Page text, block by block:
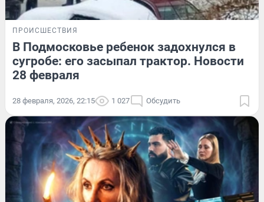
ПРОИСШЕСТВИЯ
В Подмосковье ребенок задохнулся в
сугробе: его засыпал трактор. Новости
28 февраля
28 февраля, 2026, 22:15 1 027 Обсудить